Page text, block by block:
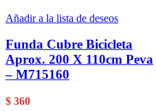
Añadir a la lista de deseos
Funda Cubre Bicicleta
Aprox. 200 X 110cm Peva
– M715160
$ 360